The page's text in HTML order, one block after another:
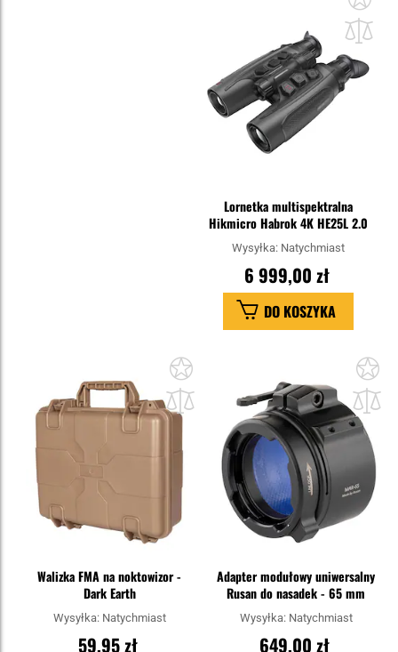
do
Lornetka multispektralna
Hikmicro Habrok 4K HE25L 2.0
Wysyłka: Natychmiast
6 999,00 zł
DO KOSZYKA
do
schowka
Walizka FMA na noktowizor -
Dark Earth
Wysyłka: Natychmiast
59,95 zł
do
Adapter modułowy uniwersalny
Rusan do nasadek - 65 mm
Wysyłka: Natychmiast
649,00 zł